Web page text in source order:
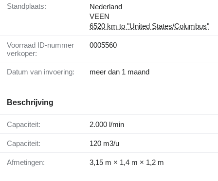
Standplaats:
Nederland
VEEN
6520 km to "United States/Columbus"
Voorraad ID-nummer
verkoper:
0005560
Datum van invoering: meer dan 1 maand
Beschrijving
Capaciteit: 2.000 l/min
Capaciteit: 120 m3/u
Afmetingen: 3,15 m × 1,4 m × 1,2 m